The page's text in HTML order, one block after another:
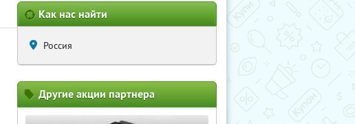
Как нас найти
Россия
Другие акции партнера